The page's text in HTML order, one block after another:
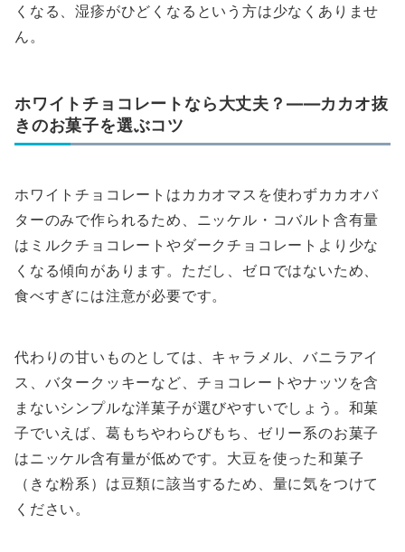
くなる、湿疹がひどくなるという方は少なくありませ
ん。
ホワイトチョコレートなら大丈夫？――カカオ抜
きのお菓子を選ぶコツ
ホワイトチョコレートはカカオマスを使わずカカオバ
ターのみで作られるため、ニッケル・コバルト含有量
はミルクチョコレートやダークチョコレートより少な
くなる傾向があります。ただし、ゼロではないため、
食べすぎには注意が必要です。
代わりの甘いものとしては、キャラメル、バニラアイ
ス、バタークッキーなど、チョコレートやナッツを含
まないシンプルな洋菓子が選びやすいでしょう。和菓
子でいえば、葛もちやわらびもち、ゼリー系のお菓子
はニッケル含有量が低めです。大豆を使った和菓子
（きな粉系）は豆類に該当するため、量に気をつけて
ください。